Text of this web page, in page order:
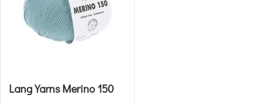
Lang Yarns Merino 150